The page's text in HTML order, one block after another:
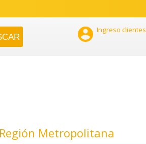
 Ingreso clientes
Metropolitana